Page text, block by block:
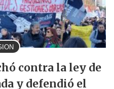
contra la ley de
y defendió el